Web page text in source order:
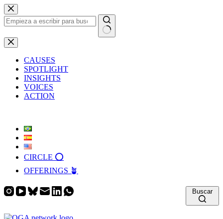
Saltar
al
contenido
Sin
resultados
CAUSES
SPOTLIGHT
INSIGHTS
VOICES
ACTION
CIRCLE ⭕️
OFFERINGS 🪴
Buscar